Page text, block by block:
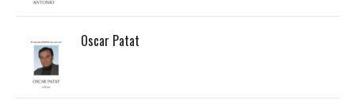
Oscar Patat